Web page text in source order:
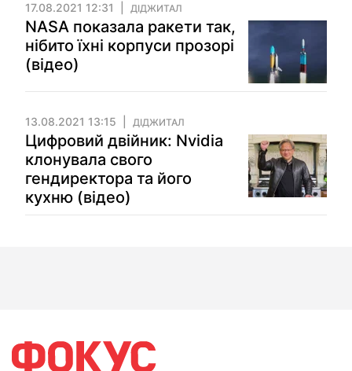
17.08.2021 12:31 ДІДЖИТАЛ
NASA показала ракети так,
нібито їхні корпуси прозорі
(відео)
13.08.2021 13:15 ДІДЖИТАЛ
Цифровий двійник: Nvidia
клонувала свого
гендиректора та його
кухню (відео)